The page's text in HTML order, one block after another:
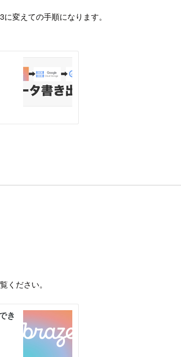
変えての手順になります。
ください。